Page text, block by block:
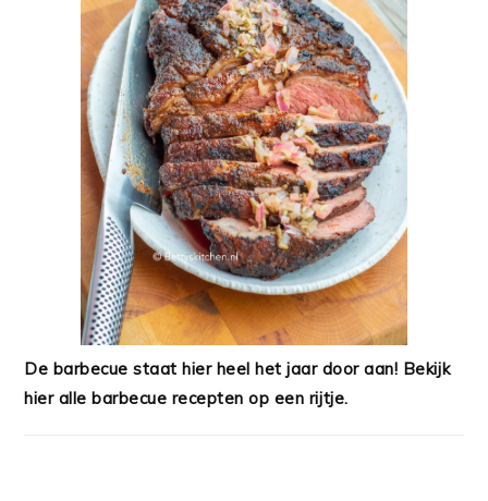
De barbecue staat hier heel het jaar door aan! Bekijk
hier alle barbecue recepten op een rijtje.